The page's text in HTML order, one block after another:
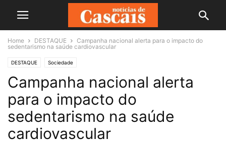
Home DESTAQUE
Campanha nacional alerta para o impacto do
sedentarismo na saúde cardiovascular
DESTAQUE Sociedade
Campanha nacional alerta
para o impacto do
sedentarismo na saúde
cardiovascular